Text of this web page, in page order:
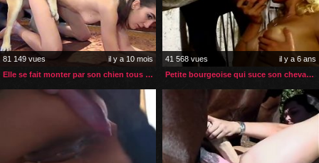
81 149 vues
il y a 10 mois
Elle se fait monter par son chien tous les jours
41 568 vues
il y a 6 ans
Petite bourgeoise qui suce son cheval pour son sperme